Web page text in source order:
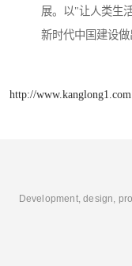
展。以"让人类生
新时代中国建设做
http://www.kanglong1.com
Development, design,